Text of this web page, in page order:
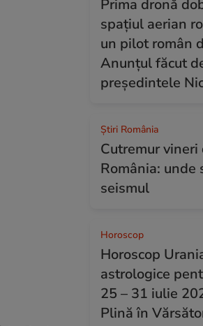
Prima dronă
spațiul aerian
un pilot român
Anunțul făcut
președintele
Știri România
Cutremur
România: unde
seismul
Horoscop
Horoscop
astrologice
25 – 31 iulie
Plină în